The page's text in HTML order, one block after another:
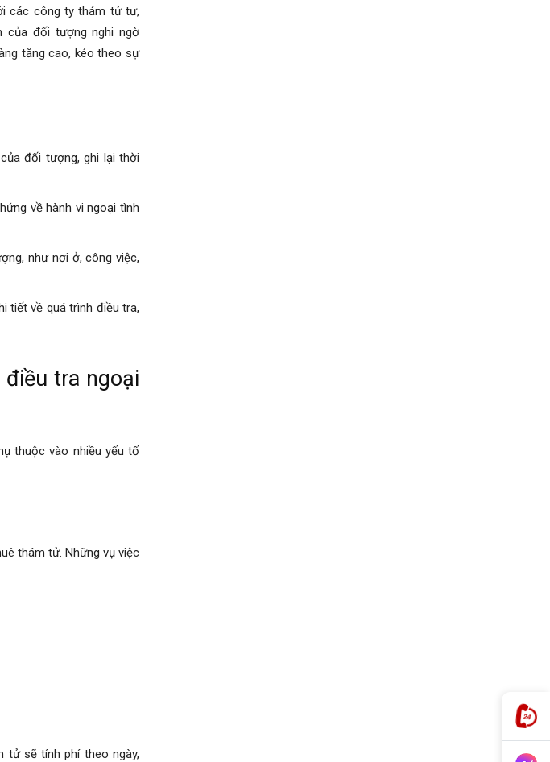
các công ty thám tử tư,
của đối tượng nghi ngờ
tăng cao, kéo theo sự
đối tượng, ghi lại thời
về hành vi ngoại tình
như nơi ở, công việc,
tiết về quá trình điều tra,
tra ngoại
thuộc vào nhiều yếu tố
thám tử. Những vụ việc
tử sẽ tính phí theo ngày,